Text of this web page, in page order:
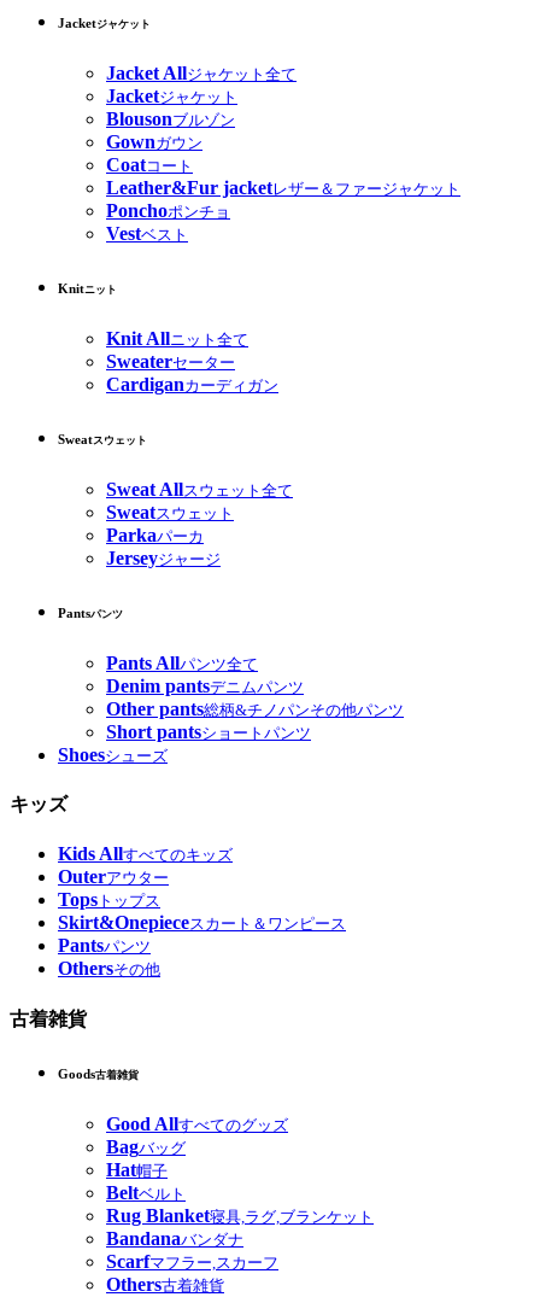
Jacketジャケット
Jacket Allジャケット全て
Jacketジャケット
Blousonブルゾン
Gownガウン
Coatコート
Leather&Fur jacketレザー＆ファージャケット
Ponchoポンチョ
Vestベスト
Knitニット
Knit Allニット全て
Sweaterセーター
Cardiganカーディガン
Sweatスウェット
Sweat Allスウェット全て
Sweatスウェット
Parkaパーカ
Jerseyジャージ
Pantsパンツ
Pants Allパンツ全て
Denim pantsデニムパンツ
Other pants総柄&チノパンその他パンツ
Short pantsショートパンツ
Shoesシューズ
キッズ
Kids Allすべてのキッズ
Outerアウター
Tops トップス
Skirt&Onepieceスカート＆ワンピース
Pantsパンツ
Othersその他
古着雑貨
Goods古着雑貨
Good Allすべてのグッズ
Bagバッグ
Hat帽子
Beltベルト
Rug Blanket寝具,ラグ,ブランケット
Bandanaバンダナ
Scarfマフラー,スカーフ
Others古着雑貨